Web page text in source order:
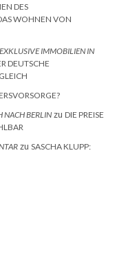
DES W
WOHNEN VON M
IMMOBILIEN IN
DEUTSCHE
NACH BERLIN zu DIE PREISE
zu SASCHA KLUPP: